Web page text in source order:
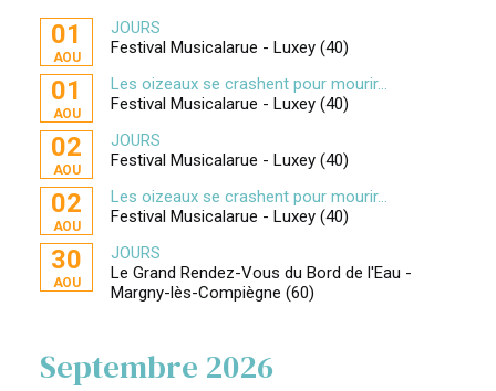
01
AOU
JOURS
Festival Musicalarue - Luxey (40)
01
AOU
Les oizeaux se crashent pour mourir...
Festival Musicalarue - Luxey (40)
02
AOU
JOURS
Festival Musicalarue - Luxey (40)
02
AOU
Les oizeaux se crashent pour mourir...
Festival Musicalarue - Luxey (40)
30
AOU
JOURS
Le Grand Rendez-Vous du Bord de l'Eau -
Margny-lès-Compiègne (60)
Septembre 2026